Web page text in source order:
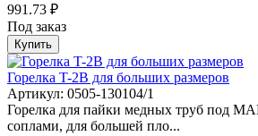
991.73 ₽
Под заказ
Купить
Горелка T-2B для больших размеров
Артикул: 0505-130104/1
Горелка для пайки медных труб под
соплами, для большей пло...